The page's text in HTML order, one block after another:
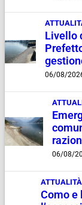
Livello
06/08/
06/08/
ATTUALITÀ
Como e